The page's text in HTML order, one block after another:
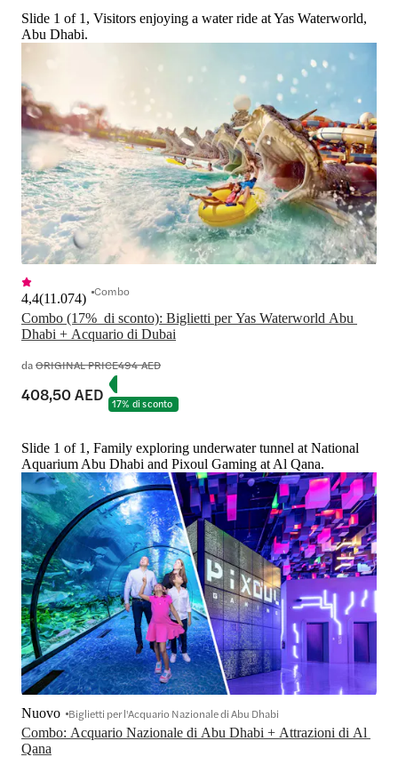
Slide 1 of 1, Visitors enjoying a water ride at Yas Waterworld,
Abu Dhabi.
Combo (17%  di sconto): Biglietti per Yas Waterworld Abu
Dhabi + Acquario di Dubai
4,4(11.074) Combo
daORIGINAL PRICE494 AED
408,50 AED 17% di sconto
Slide 1 of 1, Family exploring underwater tunnel at National
Aquarium Abu Dhabi and Pixoul Gaming at Al Qana.
Combo: Acquario Nazionale di Abu Dhabi + Attrazioni di Al
Qana
Nuovo Biglietti per l'Acquario Nazionale di Abu Dhabi